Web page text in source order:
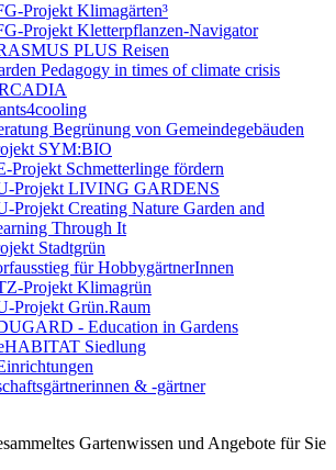
Projekt Klimagärten³
Projekt Kletterpflanzen-Navigator
PLUS Reisen
Pedagogy in times of climate crisis
Begrünung von Gemeindegebäuden
SYM:BIO
Projekt Schmetterlinge fördern
Projekt LIVING GARDENS
Projekt Creating Nature Garden and
Through It
Stadtgrün
für HobbygärtnerInnen
Projekt Klimagrün
Projekt Grün.Raum
- Education in Gardens
Siedlung
& -gärtner
Gartenwissen und Angebote für Sie